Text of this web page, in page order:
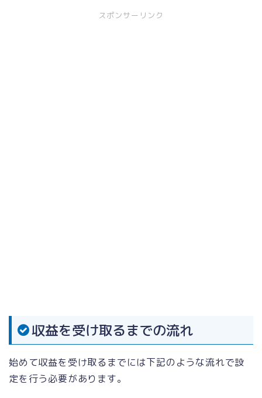
スポンサーリンク
収益を受け取るまでの流れ
始めて収益を受け取るまでには下記のような流れで設
定を行う必要があります。